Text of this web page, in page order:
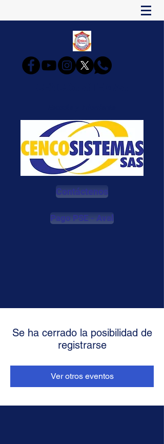
Contáctenos
Pago PSE - Aval
Se ha cerrado la posibilidad de
registrarse
Ver otros eventos